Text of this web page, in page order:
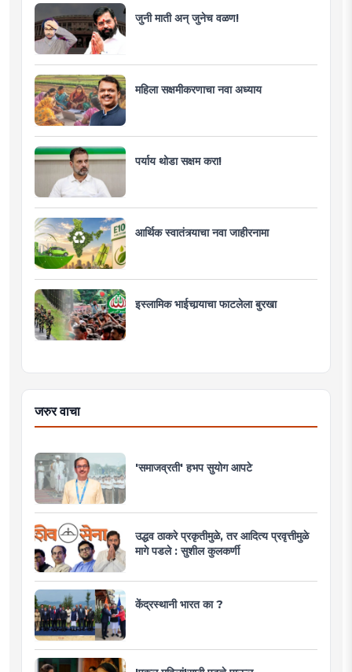
जुनी माती अन् जुनेच वळण!
महिला सक्षमीकरणाचा नवा अध्याय
पर्याय थोडा सक्षम करा!
आर्थिक स्वातंत्र्याचा नवा जाहीरनामा
इस्लामिक भाईचार्‍याचा फाटलेला बुरखा
जरुर वाचा
'समाजव्रती' हभप सुयोग आपटे
उद्धव ठाकरे प्रकृतीमुळे, तर आदित्य प्रवृत्तीमुळे
मागे पडले : सुशील कुलकर्णी
केंद्रस्थानी भारत का ?